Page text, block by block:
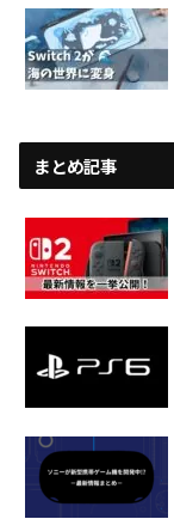
まとめ記事